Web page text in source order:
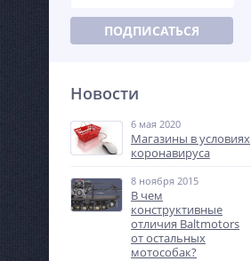
ПОДПИСАТЬСЯ
Новости
6 мая 2020
Магазины в условиях
коронавируса
8 ноября 2015
В чем
конструктивные
отличия Baltmotors
от остальных
мотособак?